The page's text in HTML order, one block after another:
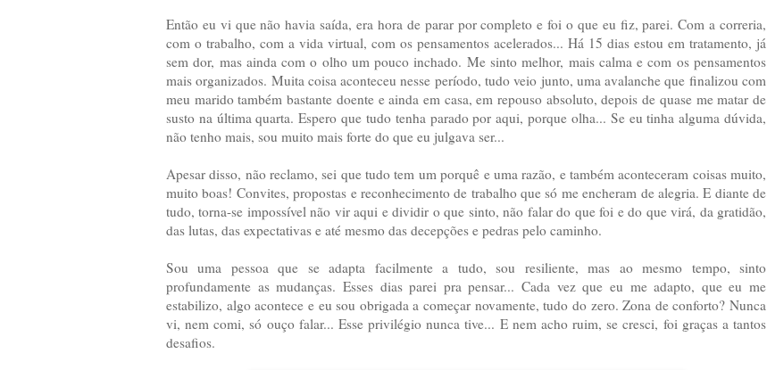
Então eu vi que não havia saída, era hora de parar por completo e foi o que eu fiz, parei. Com a correria,
com o trabalho, com a vida virtual, com os pensamentos acelerados... Há 15 dias estou em tratamento, já
sem dor, mas ainda com o olho um pouco inchado. Me sinto melhor, mais calma e com os pensamentos
mais organizados. Muita coisa aconteceu nesse período, tudo veio junto, uma avalanche que finalizou com
meu marido também bastante doente e ainda em casa, em repouso absoluto, depois de quase me matar de
susto na última quarta. Espero que tudo tenha parado por aqui, porque olha... Se eu tinha alguma dúvida,
não tenho mais, sou muito mais forte do que eu julgava ser...
Apesar disso, não reclamo, sei que tudo tem um porquê e uma razão, e também aconteceram coisas muito,
muito boas! Convites, propostas e reconhecimento de trabalho que só me encheram de alegria. E diante de
tudo, torna-se impossível não vir aqui e dividir o que sinto, não falar do que foi e do que virá, da gratidão,
das lutas, das expectativas e até mesmo das decepções e pedras pelo caminho.
Sou uma pessoa que se adapta facilmente a tudo, sou resiliente, mas ao mesmo tempo, sinto
profundamente as mudanças. Esses dias parei pra pensar... Cada vez que eu me adapto, que eu me
estabilizo, algo acontece e eu sou obrigada a começar novamente, tudo do zero. Zona de conforto? Nunca
vi, nem comi, só ouço falar... Esse privilégio nunca tive... E nem acho ruim, se cresci, foi graças a tantos
desafios.